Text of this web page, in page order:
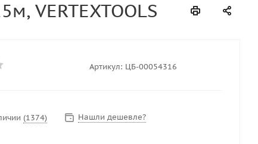
VERTEXTOOLS
Артикул: ЦБ-00054316
(1374) Нашли дешевле?